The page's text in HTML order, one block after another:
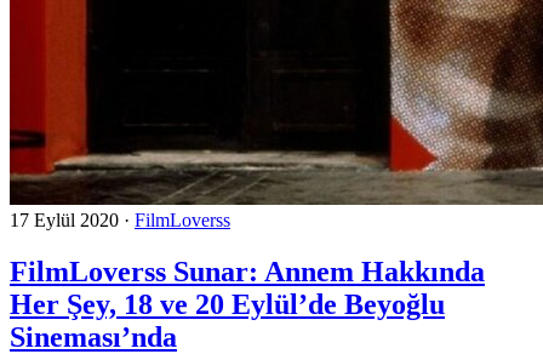
17 Eylül 2020 · FilmLoverss
FilmLoverss Sunar: Annem Hakkında
Her Şey, 18 ve 20 Eylül’de Beyoğlu
Sineması’nda